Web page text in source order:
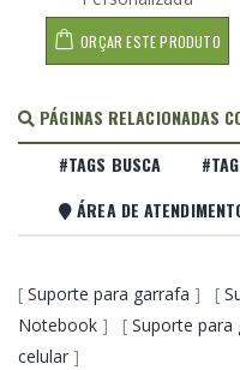
ORÇAR ESTE PRODUTO
PÁGINAS RELACIONADAS
#TAGS BUSCA
ÁREA DE
[ Suporte para garrafa ] [
Notebook ] [ Suporte para
celular ]